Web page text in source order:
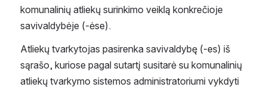
komunalinių atliekų surinkimo veiklą konkrečioje
savivaldybėje (-ėse).
Atliekų tvarkytojas pasirenka savivaldybę (-es) iš
sąrašo, kuriose pagal sutartį susitarė su komunalinių
atliekų tvarkymo sistemos administratoriumi vykdyti